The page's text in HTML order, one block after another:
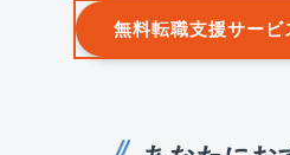
無料転職支援サー